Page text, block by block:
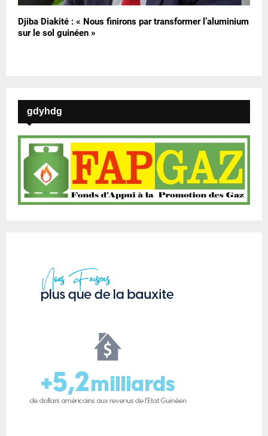
Djiba Diakité : « Nous finirons par transformer l’aluminium
sur le sol guinéen »
gdyhdg